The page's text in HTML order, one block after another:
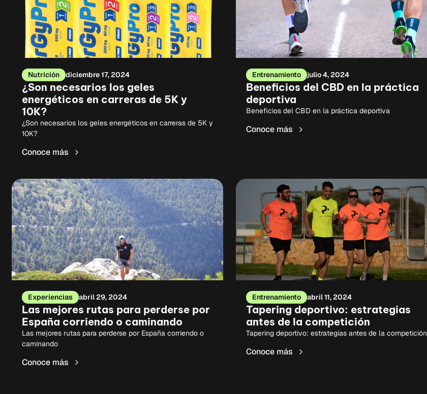
Nutrición diciembre 17, 2024
¿Son necesarios los geles
energéticos en carreras de 5K y
10K?
¿Son necesarios los geles energéticos en carreras de 5K y
10K?
Conoce más
Entrenamiento julio 4, 2024
Beneficios del CBD en la práctica
deportiva
Beneficios del CBD en la práctica deportiva
Conoce más
Experiencias abril 29, 2024
Las mejores rutas para perderse por
España corriendo o caminando
Las mejores rutas para perderse por España corriendo o
caminando
Conoce más
Entrenamiento abril 11, 2024
Tapering deportivo: estrategias
antes de la competición
Tapering deportivo: estrategias antes de la competición
Conoce más